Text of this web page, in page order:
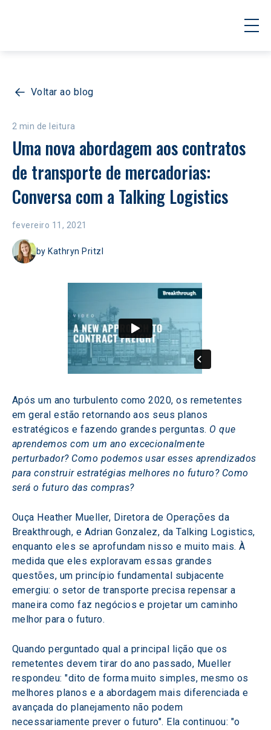
Voltar ao blog
2 min de leitura
Uma nova abordagem aos contratos
de transporte de mercadorias:
Conversa com a Talking Logistics
fevereiro 11, 2021
by Kathryn Pritzl
Após um ano turbulento como 2020, os remetentes
em geral estão retornando aos seus planos
estratégicos e fazendo grandes perguntas. O que
aprendemos com um ano excecionalmente
perturbador? Como podemos usar esses aprendizados
para construir estratégias melhores no futuro? Como
será o futuro das compras?
Ouça Heather Mueller, Diretora de Operações da
Breakthrough, e Adrian Gonzalez, da Talking Logistics,
enquanto eles se aprofundam nisso e muito mais. À
medida que eles exploravam essas grandes
questões, um princípio fundamental subjacente
emergiu: o setor de transporte precisa repensar a
maneira como faz negócios e projetar um caminho
melhor para o futuro.
Quando perguntado qual a principal lição que os
remetentes devem tirar do ano passado, Mueller
respondeu: "dito de forma muito simples, mesmo os
melhores planos e a abordagem mais diferenciada e
avançada do planejamento não podem
necessariamente prever o futuro". Ela continuou: "o